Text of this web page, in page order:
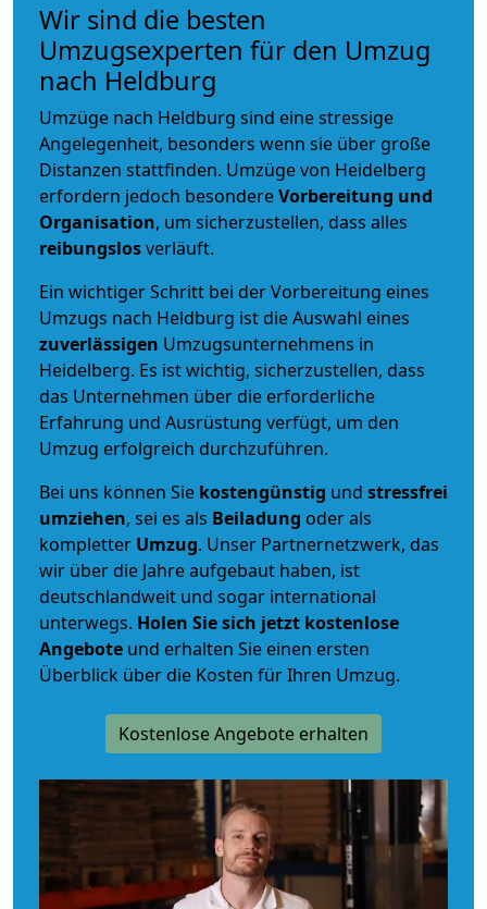
Wir sind die besten
Umzugsexperten für den Umzug
nach Heldburg
Umzüge nach Heldburg sind eine stressige
Angelegenheit, besonders wenn sie über große
Distanzen stattfinden. Umzüge von Heidelberg
erfordern jedoch besondereVorbereitung und
Organisation, um sicherzustellen, dass alles
reibungslosverläuft.
Ein wichtiger Schritt bei der Vorbereitung eines
Umzugs nach Heldburg ist die Auswahl eines
zuverlässigen Umzugsunternehmens in
Heidelberg. Es ist wichtig, sicherzustellen, dass
das Unternehmen über die erforderliche
Erfahrung und Ausrüstung verfügt, um den
Umzug erfolgreich durchzuführen.
Bei uns können Sie kostengünstig und stressfrei
umziehen, sei es als Beiladung oder als
kompletter Umzug. Unser Partnernetzwerk, das
wir über die Jahre aufgebaut haben, ist
deutschlandweit und sogar international
unterwegs. Holen Sie sich jetzt kostenlose
Angebote und erhalten Sie einen ersten
Überblick über die Kosten für Ihren Umzug.
Kostenlose Angebote erhalten